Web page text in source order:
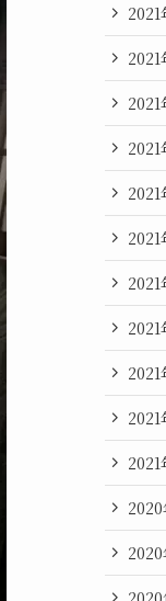
2021
2021
2021
2021
2021
2021
2021
2021
2021
2021
2021
2020
2020